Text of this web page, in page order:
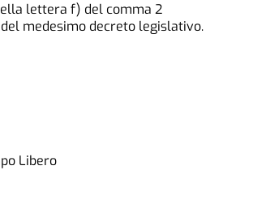
lettera f) del comma 2
medesimo decreto legislativo.
Libero